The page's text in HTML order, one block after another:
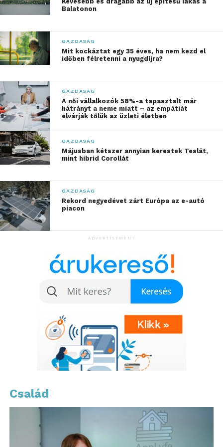
rendelkező háztartások aránya 2030-ra elérheti a 46
százalékot a 2020. évi 29 százalék után.
„India mostantól globális
déli stratégiánk
középpontjában áll”–
mondta William Cho, az
LG Electronics
vezérigazgatója.
„Várakozással tekintünk
mind az LG, mind az LGEIL
további növekedése elé.”
Jövőkép: India a piacon
A tőzsdei bevezetés mellett az LG bemutatta hosszú
távú jövőképét is, amely célul tűzi ki az LGEIL
piacvezető pozíciójának megerősítését Indiában. Az
révén az LG a helyi vásárlók igényeihez és a piac
sajátosságaihoz igazított stratégiákkal dolgozik.
Ezzel a vállalat célja, hogy megőrizze jelenlegi, az
offline csatornák piaci részesedése alapján mért
vezető pozícióját a háztartási gépek és
Balatonon
GAZDASÁG
Mit kockáztat egy 35 éves, ha nem kezd el
időben félretenni a nyugdíjra?
GAZDASÁG
A női vállalkozók 58%-a tapasztalt már
hátrányt a neme miatt – az empátiát
elvárják tőlük az üzleti életben
GAZDASÁG
Májusban kétszer annyian kerestek Teslát,
mint hibrid Corollát
GAZDASÁG
Rekord negyedévet zárt Európa az e-autó
piacon
ADVERTISEMENT
Család